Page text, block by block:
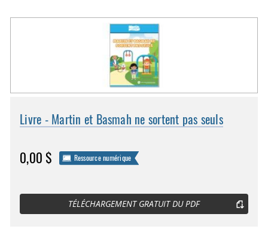
Livre - Martin et Basmah ne sortent pas seuls
0,00 $ Ressource numérique
TÉLÉCHARGEMENT GRATUIT DU PDF